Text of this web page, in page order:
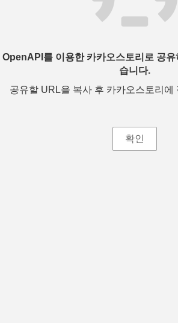
OpenAPI를 이용한 카카오스토리로 공
습니다.
공유할 URL을 복사 후 카카오스토리에
확인